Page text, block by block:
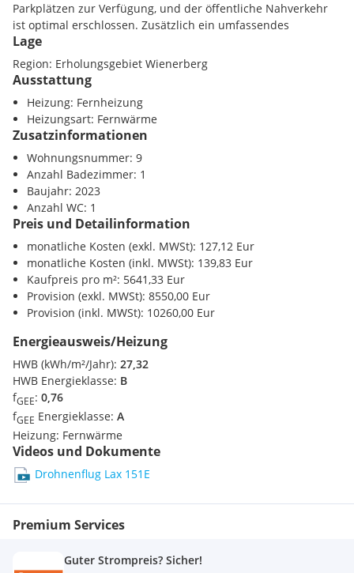
Parkplätzen zur Verfügung, und der öffentliche Nahverkehr
ist optimal erschlossen. Zusätzlich ein umfassendes
Wegenetz für Fußgänger und Radfahrer ergänzt das
Mobilitätskonzept des Areals.
Das Projekt reLAX 151 E, entworfen von Josef Weichenberger
Architects in Zusammenarbeit mit dem international tätigen
Architekturbüro u.m.a. architektur zt GmbH und realisiert von
der GBV »Wohnungseigentum« GmbH, fügt sich harmonisch
in die Umgebung ein und beeindruckt durch ein zeitloses
und modernes Design.
Die hochwertigen, freifinanzierten und bezugsfertigen
Eigentumswohnungen bieten 2-3 Zimmer mit einer
Wohnflächen zwischen 49m² bis 65 m². Jede Einheit
überzeugt mit großzügigen privaten Außenbereichen.
Ein ideales Zuhause für alle, die Wert auf Qualität, Komfort
und Freiraum legen.
In der quartierübergreifenden Tiefgarage stehen
liegenschaftseigene Autostellplätze zur Verfügung, sodass
der gesamte Freiraum an der Oberfläche- mit Ausnahme der
Zufahrt für Einsatzfahrzeuge- komplett autofrei gehalten
werden kann.
Entdecken Sie Ihre Traumwohnung unter diesem Link:
https://www.youtube.com/watch?v=jgMFtaeyFDc
ReLAX 151 E ist ein herausragendes Wohnprojekt im Grünen,
vom Naherholungsgebiet Wienerberg entfernt liegt. Es
zeichnet sich neben den durchdacht geplanten und
hervorragende öffentliche Anbindung aus, und das
Lage
Region: Erholungsgebiet Wienerberg
Ausstattung
Heizung: Fernheizung
Heizungsart: Fernwärme
Zusatzinformationen
Wohnungsnummer: 9
Anzahl Badezimmer: 1
Baujahr: 2023
Anzahl WC: 1
Preis und Detailinformation
monatliche Kosten (exkl. MWSt): 127,12 Eur
monatliche Kosten (inkl. MWSt): 139,83 Eur
Kaufpreis pro m²: 5641,33 Eur
Provision (exkl. MWSt): 8550,00 Eur
Provision (inkl. MWSt): 10260,00 Eur
Energieausweis/Heizung
HWB (kWh/m²/Jahr): 27,32
HWB Energieklasse: B
fGEE: 0,76
fGEE Energieklasse: A
Heizung: Fernwärme
Videos und Dokumente
Drohnenflug Lax 151E
Premium Services
Guter Strompreis? Sicher!